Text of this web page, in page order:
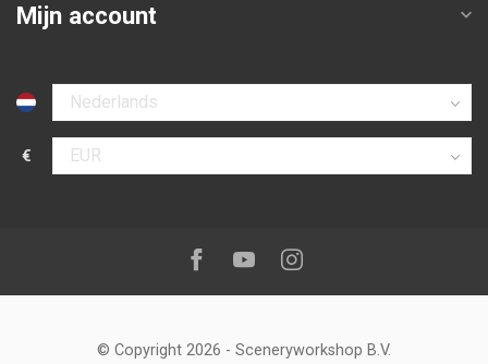
Mijn account
Selecteer taal
€
Selecteer valuta
Volg ons op:Facebook
YoutubeInstagram
© Copyright 2026 - Sceneryworkshop B.V.